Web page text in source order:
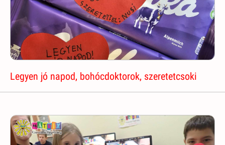
Legyen jó napod, bohócdoktorok, szeretetcsoki